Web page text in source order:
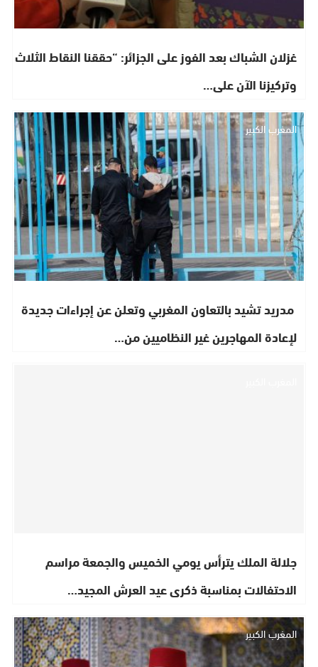
غزلان الشباك بعد الفوز على الجزائر: “حققنا النقاط الثلاث
وتركيزنا الآن على…
المغرب الكبير
مدريد تشيد بالتعاون المغربي وتعلن عن إجراءات جديدة
لإعادة المهاجرين غير النظاميين من…
جلالة الملك يترأس يومي الخميس والجمعة مراسم
الاحتفالات بمناسبة ذكرى عيد العرش المجيد…
المغرب الكبير